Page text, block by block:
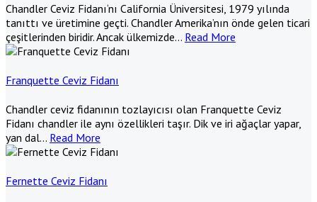
Chandler Ceviz Fidanı‘nı California Üniversitesi, 1979 yılında
tanıttı ve üretimine geçti. Chandler Amerika’nın önde gelen ticari
çeşitlerinden biridir. Ancak ülkemizde… Read More
Franquette Ceviz Fidanı
Chandler ceviz fidanının tozlayıcısı olan Franquette Ceviz
Fidanı chandler ile aynı özellikleri taşır. Dik ve iri ağaçlar yapar,
yan dal… Read More
Fernette Ceviz Fidanı